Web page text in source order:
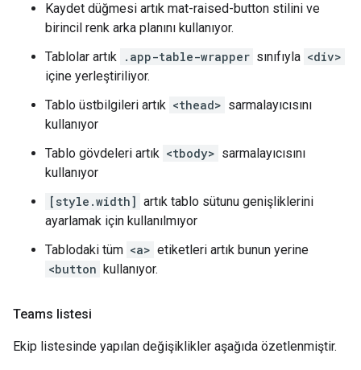
Kaydet düğmesi artık mat-raised-button stilini ve
birincil renk arka planını kullanıyor.
Tablolar artık .app-table-wrapper sınıfıyla <div>
içine yerleştiriliyor.
Tablo üstbilgileri artık <thead> sarmalayıcısını
kullanıyor
Tablo gövdeleri artık <tbody> sarmalayıcısını
kullanıyor
[style.width] artık tablo sütunu genişliklerini
ayarlamak için kullanılmıyor
Tablodaki tüm <a> etiketleri artık bunun yerine
<button kullanıyor.
Teams listesi
Ekip listesinde yapılan değişiklikler aşağıda özetlenmiştir.